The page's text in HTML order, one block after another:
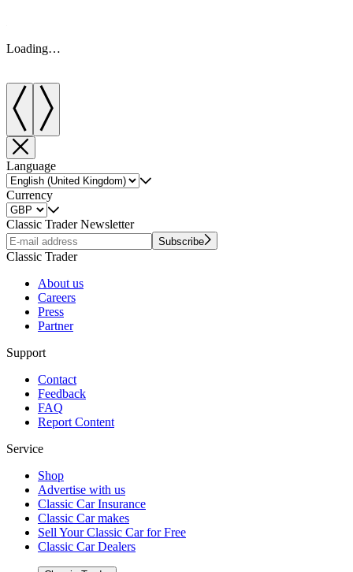
Loading…
Language
Currency
Classic Trader Newsletter
Subscribe
Classic Trader
About us
Careers
Press
Partner
Support
Contact
Feedback
FAQ
Report Content
Service
Shop
Advertise with us
Classic Car Insurance
Classic Car makes
Sell Your Classic Car for Free
Classic Car Dealers